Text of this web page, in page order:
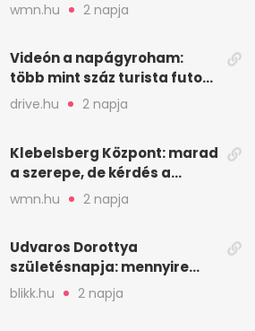
wmn.hu 2 napja
Videón a napágyroham:
több mint száz turista futott
a helyekért Tenerifén
drive.hu 2 napja
Klebelsberg Központ: marad
a szerepe, de kérdés a
hitelessége
wmn.hu 2 napja
Udvaros Dorottya
születésnapja: mennyire
ismered a filmszerepeit?
blikk.hu 2 napja